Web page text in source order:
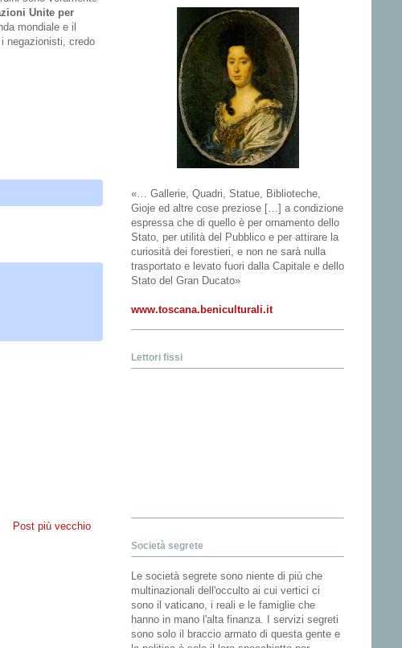
Unite per
mondiale e il
negazionisti, credo
Post più vecchio
«… Gallerie, Quadri, Statue, Biblioteche,
Gioje ed altre cose preziose […] a condizione
espressa che di quello è per ornamento dello
Stato, per utilità del Pubblico e per attirare la
curiosità dei forestieri, e non ne sarà nulla
trasportato e levato fuori dalla Capitale e dello
Stato del Gran Ducato»
www.toscana.beniculturali.it
Lettori fissi
Società segrete
Le società segrete sono niente di più che
multinazionali dell'occulto ai cui vertici ci
sono il vaticano, i reali e le famiglie che
hanno in mano l'alta finanza. I servizi segreti
sono solo il braccio armato di questa gente e